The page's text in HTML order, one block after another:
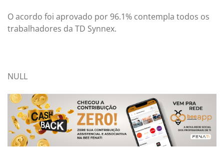
O acordo foi aprovado por 96.1% contempla todos os
trabalhadores da TD Synnex.
NULL